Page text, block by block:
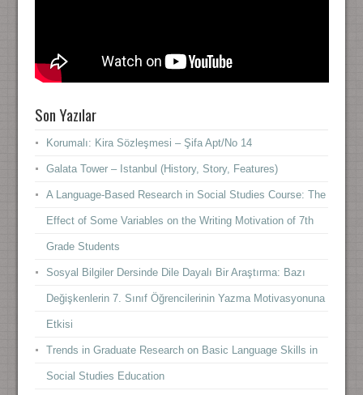
Son Yazılar
Korumalı: Kira Sözleşmesi – Şifa Apt/No 14
Galata Tower – Istanbul (History, Story, Features)
A Language-Based Research in Social Studies Course: The
Effect of Some Variables on the Writing Motivation of 7th
Grade Students
Sosyal Bilgiler Dersinde Dile Dayalı Bir Araştırma: Bazı
Değişkenlerin 7. Sınıf Öğrencilerinin Yazma Motivasyonuna
Etkisi
Trends in Graduate Research on Basic Language Skills in
Social Studies Education